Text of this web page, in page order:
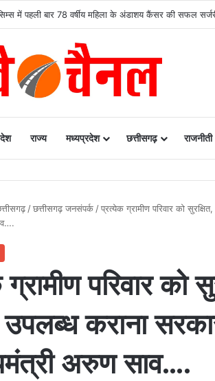
विष्णुदेव साय के नेतृत्व में छत्तीसगढ़ को बड़ी उपलब्धि,
राज्य मध्यप्रदेश छत्तीसगढ़ राजनीती
/छत्तीसगढ़ जनसंपर्क /प्रत्येक ग्रामीण परिवार को
परिवार को
कराना
अरुण साव….